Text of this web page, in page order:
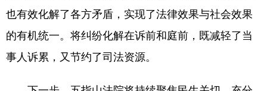
也有效化解了各方矛盾，实现了法律效果与社会效果
的有机统一。将纠纷化解在诉前和庭前，既减轻了当
事人诉累，又节约了司法资源。